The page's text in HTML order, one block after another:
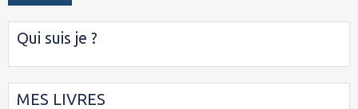
Qui suis je ?
MES LIVRES